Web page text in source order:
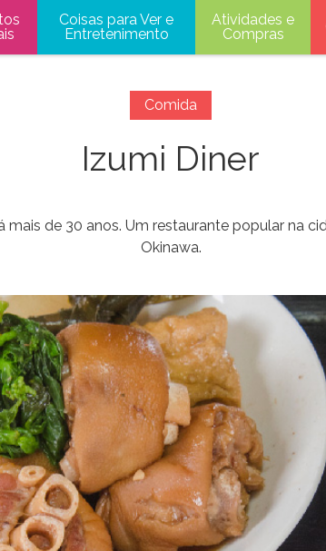
Coisas para Ver e
Entretenimento
Atividades e
Compras
Comida
Izumi Diner
de 30 anos. Um restaurante popular na
Okinawa.